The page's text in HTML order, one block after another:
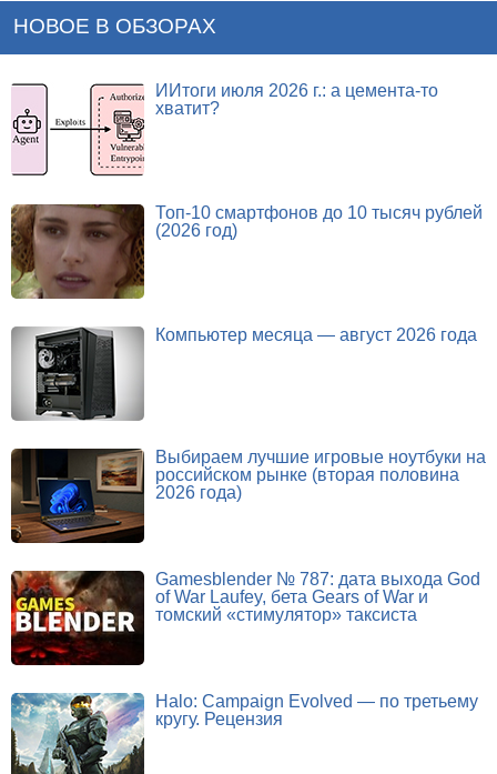
НОВОЕ В ОБЗОРАХ
ИИтоги июля 2026 г.: а цемента-то
хватит?
Топ-10 смартфонов до 10 тысяч рублей
(2026 год)
Компьютер месяца — август 2026 года
Выбираем лучшие игровые ноутбуки на
российском рынке (вторая половина
2026 года)
Gamesblender № 787: дата выхода God
of War Laufey, бета Gears of War и
томский «стимулятор» таксиста
Halo: Campaign Evolved — по третьему
кругу. Рецензия